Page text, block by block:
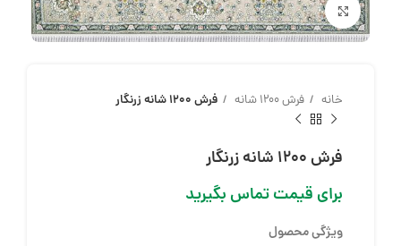
بزرگنمایی تصویر
خانه فرش 1200 شانه فرش 1200 شانه زرنگار
فرش 1200 شانه زرنگار
برای قیمت تماس بگیرید
ویژگی محصول